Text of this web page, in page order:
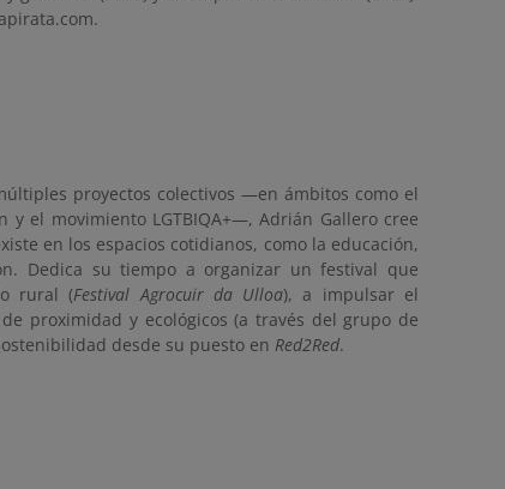
proyectos colectivos —en ámbitos como el
y el movimiento LGTBIQA+—, Adrián Gallero cree
en los espacios cotidianos, como la educación,
Dedica su tiempo a organizar un festival que
rural (Festival Agrocuir da Ulloa), a impulsar el
proximidad y ecológicos (a través del grupo de
desde su puesto en Red2Red.